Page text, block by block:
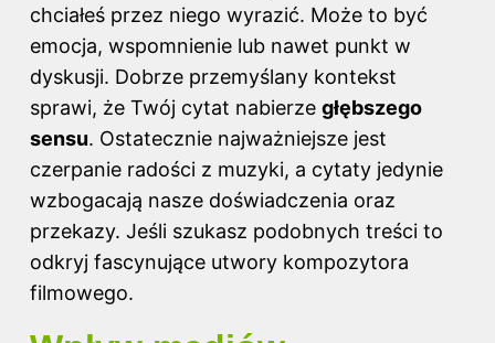
chciałeś przez niego wyrazić. Może to być
emocja, wspomnienie lub nawet punkt w
dyskusji. Dobrze przemyślany kontekst
sprawi, że Twój cytat nabierze głębszego
sensu. Ostatecznie najważniejsze jest
czerpanie radości z muzyki, a cytaty jedynie
wzbogacają nasze doświadczenia oraz
przekazy. Jeśli szukasz podobnych treści to
odkryj fascynujące utwory kompozytora
filmowego.